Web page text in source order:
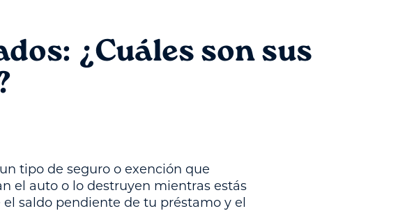
¿Cuáles son sus
tipo de seguro o exención que
el auto o lo destruyen mientras estás
saldo pendiente de tu préstamo y el